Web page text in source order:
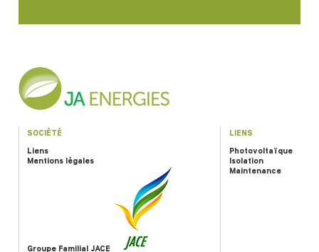
SOCIÉTÉ
Liens
Mentions légales
Groupe Familial JACE
LIENS
Photovoltaïque
Isolation
Maintenance